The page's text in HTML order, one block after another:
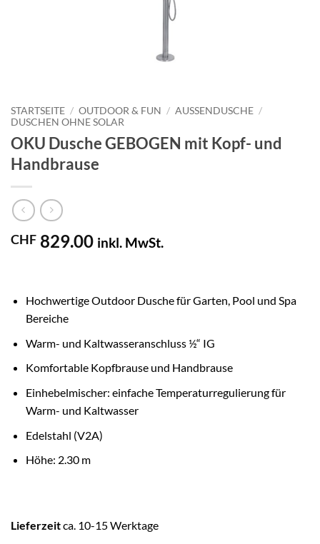
STARTSEITE / OUTDOOR & FUN / AUSSENDUSCHE /
DUSCHEN OHNE SOLAR
OKU Dusche GEBOGEN mit Kopf- und
Handbrause
CHF 829.00 inkl. MwSt.
Hochwertige Outdoor Dusche für Garten, Pool und Spa
Bereiche
Warm- und Kaltwasseranschluss ½“ IG
Komfortable Kopfbrause und Handbrause
Einhebelmischer: einfache Temperaturregulierung für
Warm- und Kaltwasser
Edelstahl (V2A)
Höhe: 2.30 m
Lieferzeitca. 10-15 Werktage